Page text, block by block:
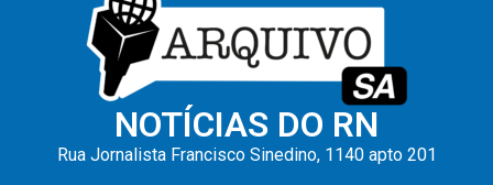
NOTÍCIAS DO RN
Rua Jornalista Francisco Sinedino, 1140 apto 201